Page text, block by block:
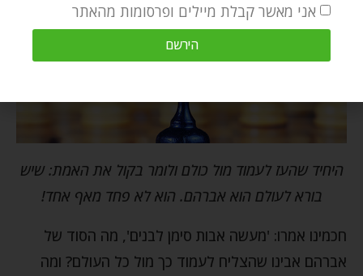
היחיד שהעז לעמוד מול כולם ולומר בקול את האמת: שיש
בורא לעולם הוא אברהם. הוא לא פחד מאף אחד!
חכמינו אמרו: 'מעשה אבות סימן לבנים', מה הסוד של
אברהם אבינו שהצליח לעמוד כך מול כל העולם? ומה
אני מאשר קבלת מיילים ופרסומות מהאתר
הירשם